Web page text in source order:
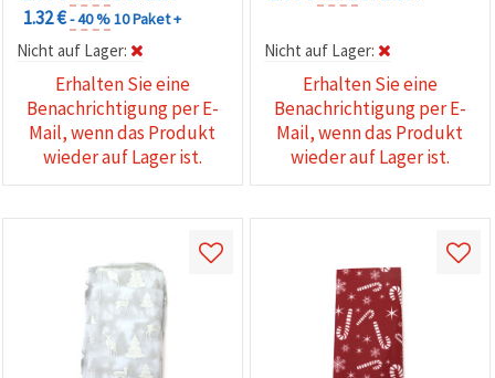
1.32 €- 40 %10 Paket +
Nicht auf Lager:
Erhalten Sie eine
Benachrichtigung per E-
Mail, wenn das Produkt
wieder auf Lager ist.
Nicht auf Lager:
Erhalten Sie eine
Benachrichtigung per E-
Mail, wenn das Produkt
wieder auf Lager ist.